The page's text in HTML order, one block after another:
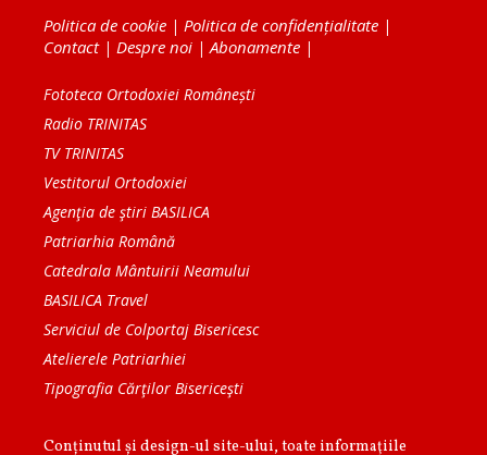
Politica de cookie | Politica de confidențialitate |
Contact| Despre noi |Abonamente |
Fototeca Ortodoxiei Românești
Radio TRINITAS
TV TRINITAS
Vestitorul Ortodoxiei
Agenţia de ştiri BASILICA
Patriarhia Română
Catedrala Mântuirii Neamului
BASILICA Travel
Serviciul de Colportaj Bisericesc
Atelierele Patriarhiei
Tipografia Cărţilor Bisericeşti
Conținutul și design-ul site-ului, toate informaţiile